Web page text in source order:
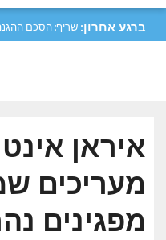
ברגע אחרון: שריף: הסכם
איראן
מעריכים
מפגינים